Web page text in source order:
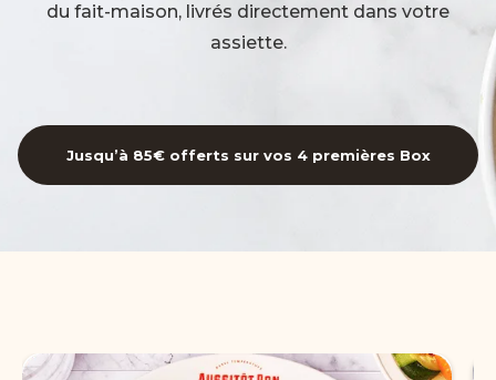
du fait-maison, livrés directement dans votre
assiette.
Jusqu’à 85€ offerts sur vos 4 premières Box